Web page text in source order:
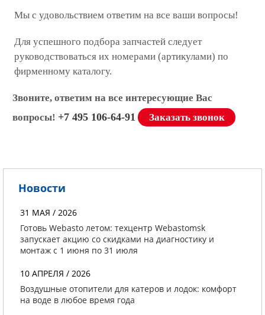
Мы с удовольствием ответим на все ваши вопросы!
Для успешного подбора запчастей следует
руководствоваться их номерами (артикулами) по
фирменному каталогу.
Звоните, ответим на все интересующие Вас
вопросы! +7 495 106-64-91 Заказать звонок
Новости
31 МАЯ / 2026
Готовь Webasto летом: техцентр Webastomsk
запускает акцию со скидками на диагностику и
монтаж с 1 июня по 31 июля
10 АПРЕЛЯ / 2026
Воздушные отопители для катеров и лодок: комфорт
на воде в любое время года